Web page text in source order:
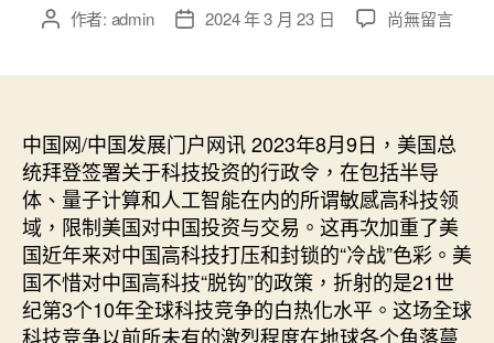
文 作者: admin
文
期
2024 年 3 月 23 日
在
心
得
全
球
科
技
竞
争
进
尚無留言
中国网/中国发展门户网讯 2023年8月9日，美国总
统拜登签署关于科技投资的行政令，在包括半导
体、量子计算和人工智能在内的所谓敏感高科技领
域，限制美国对中国投资与交易。这再次加重了美
国近年来对中国高科技打压和封锁的“冷战”色彩。美
国不惜对中国高科技“脱钩”的政策，折射的是21世
纪第3个10年全球科技竞争的白热化水平。这场全球
科技竞争以前所未有的激烈程度在地球各个角落蔓